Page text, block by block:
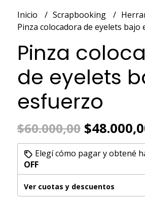
Inicio Scrapbooking
Pinza colocadora de eyelets bajo
Pinza
de eyelets
esfuerzo
$60.000,00
Elegí cómo pagar y obtené
OFF
Ver cuotas y descuentos